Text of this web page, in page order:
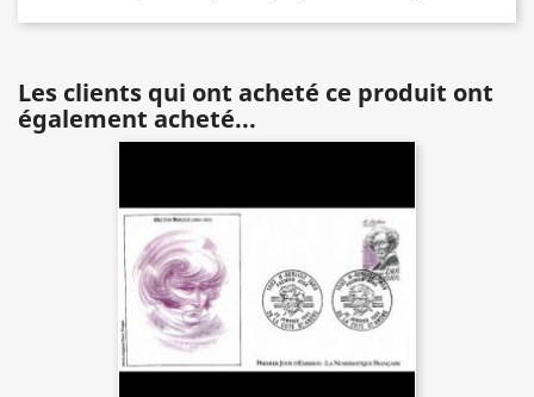
Les clients qui ont acheté ce produit ont
également acheté...